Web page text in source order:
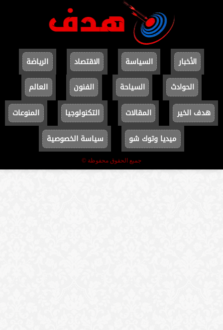
الأخبار السياسة الاقتصاد
الرياضة
الحوادث
السياحة الفنون
العالم
هدف الخير
المقالات التكنولوجيا
المنوعات
ميديا وتوك شو
سياسة الخصوصية
جميع الحقوق محفوظة ©